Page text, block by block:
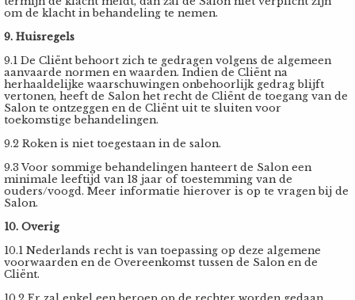
om de klacht in behandeling te nemen.
9. Huisregels
9.1 De Cliënt behoort zich te gedragen volgens de algemeen
aanvaarde normen en waarden. Indien de Cliënt na
herhaaldelijke waarschuwingen onbehoorlijk gedrag blijft
vertonen, heeft de Salon het recht de Cliënt de toegang van de
Salon te ontzeggen en de Cliënt uit te sluiten voor
toekomstige behandelingen.
9.2 Roken is niet toegestaan in de salon.
9.3 Voor sommige behandelingen hanteert de Salon een
minimale leeftijd van 18 jaar of toestemming van de
ouders/voogd. Meer informatie hierover is op te vragen bij de
Salon.
10. Overig
10.1 Nederlands recht is van toepassing op deze algemene
voorwaarden en de Overeenkomst tussen de Salon en de
Cliënt.